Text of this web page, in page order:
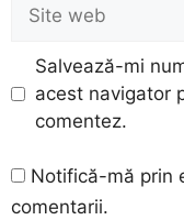
web
Salvează-mi
acest navigator
comentez.
Notifică-mă prin
comentarii.